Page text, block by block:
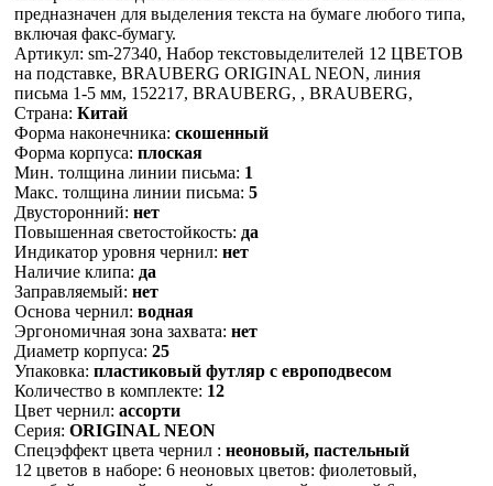
предназначен для выделения текста на бумаге любого типа,
включая факс-бумагу.
Артикул: sm-27340, Набор текстовыделителей 12 ЦВЕТОВ
на подставке, BRAUBERG ORIGINAL NEON, линия
письма 1-5 мм, 152217, BRAUBERG, , BRAUBERG,
Страна: Китай
Форма наконечника: скошенный
Форма корпуса: плоская
Мин. толщина линии письма: 1
Макс. толщина линии письма: 5
Двусторонний: нет
Повышенная светостойкость: да
Индикатор уровня чернил: нет
Наличие клипа: да
Заправляемый: нет
Основа чернил: водная
Эргономичная зона захвата: нет
Диаметр корпуса: 25
Упаковка: пластиковый футляр с европодвесом
Количество в комплекте: 12
Цвет чернил: ассорти
Серия: ORIGINAL NEON
Спецэффект цвета чернил : неоновый, пастельный
12 цветов в наборе: 6 неоновых цветов: фиолетовый,